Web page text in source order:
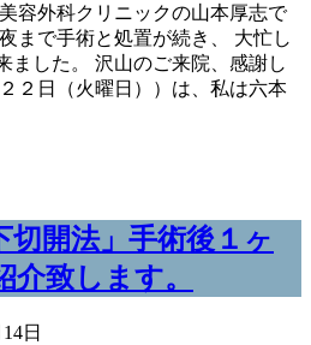
容外科クリニックの山本厚志で
まで手術と処置が続き、 大忙し
ました。 沢山のご来院、感謝し
２日（火曜日））は、私は六本
切開法」手術後１ヶ
介致します。
日